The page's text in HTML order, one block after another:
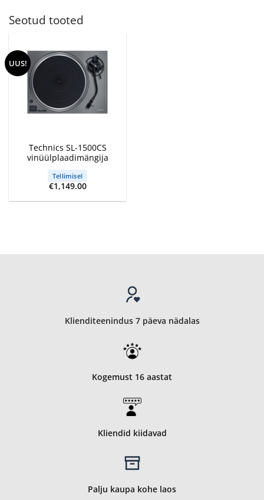
Seotud tooted
UUS!
Technics SL-1500CS
vinüülplaadimängija
Tellimisel
€1,149.00
Klienditeenindus 7 päeva nädalas
Kogemust 16 aastat
Kliendid kiidavad
Palju kaupa kohe laos